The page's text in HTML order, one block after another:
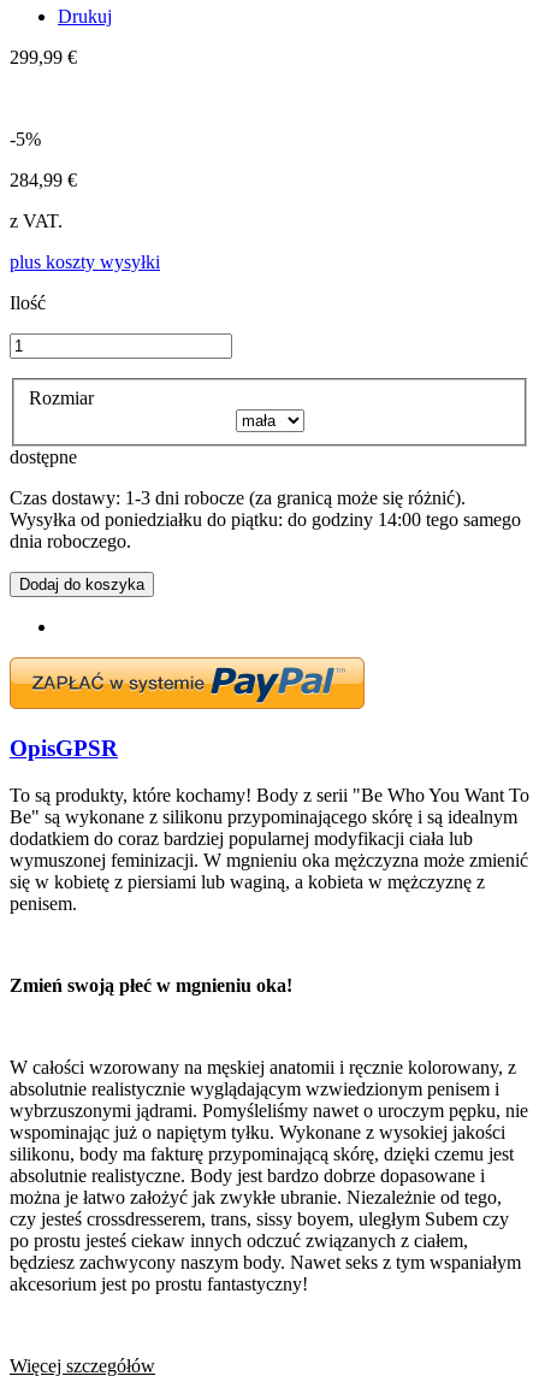
Drukuj
299,99 €
-5%
284,99 €
z VAT.
plus koszty wysyłki
Ilość
Rozmiar
dostępne
Czas dostawy: 1-3 dni robocze (za granicą może się różnić).
Wysyłka od poniedziałku do piątku: do godziny 14:00 tego samego
dnia roboczego.
Dodaj do koszyka
OpisGPSR
To są produkty, które kochamy! Body z serii "Be Who You Want To
Be" są wykonane z silikonu przypominającego skórę i są idealnym
dodatkiem do coraz bardziej popularnej modyfikacji ciała lub
wymuszonej feminizacji. W mgnieniu oka mężczyzna może zmienić
się w kobietę z piersiami lub waginą, a kobieta w mężczyznę z
penisem.
Zmień swoją płeć w mgnieniu oka!
W całości wzorowany na męskiej anatomii i ręcznie kolorowany, z
absolutnie realistycznie wyglądającym wzwiedzionym penisem i
wybrzuszonymi jądrami. Pomyśleliśmy nawet o uroczym pępku, nie
wspominając już o napiętym tyłku. Wykonane z wysokiej jakości
silikonu, body ma fakturę przypominającą skórę, dzięki czemu jest
absolutnie realistyczne. Body jest bardzo dobrze dopasowane i
można je łatwo założyć jak zwykłe ubranie. Niezależnie od tego,
czy jesteś crossdresserem, trans, sissy boyem, uległym Subem czy
po prostu jesteś ciekaw innych odczuć związanych z ciałem,
będziesz zachwycony naszym body. Nawet seks z tym wspaniałym
akcesorium jest po prostu fantastyczny!
Więcej szczegółów